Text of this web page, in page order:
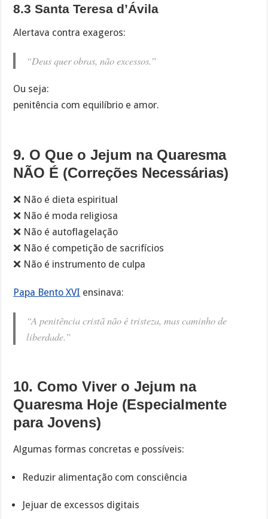
8.3 Santa Teresa d’Ávila
Alertava contra exageros:
“Deus quer obras, não excessos.”
Ou seja:
penitência com equilíbrio e amor.
9. O Que o Jejum na Quaresma
NÃO É (Correções Necessárias)
❌ Não é dieta espiritual
❌ Não é moda religiosa
❌ Não é autoflagelação
❌ Não é competição de sacrifícios
❌ Não é instrumento de culpa
Papa Bento XVI ensinava:
“A penitência cristã não é tristeza, mas caminho de
liberdade.”
10. Como Viver o Jejum na
Quaresma Hoje (Especialmente
para Jovens)
Algumas formas concretas e possíveis:
Reduzir alimentação com consciência
Jejuar de excessos digitais